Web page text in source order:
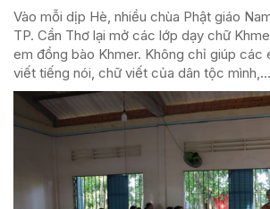
Vào mỗi dịp Hè, nhiều chùa Phật giáo
TP. Cần Thơ lại mở các lớp dạy chữ
em đồng bào Khmer. Không chỉ giúp
viết tiếng nói, chữ viết của dân tộc mình,...